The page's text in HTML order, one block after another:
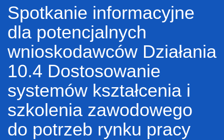
Spotkanie informacyjne
dla potencjalnych
wnioskodawców Działania
10.4 Dostosowanie
systemów kształcenia i
szkolenia zawodowego
do potrzeb rynku pracy